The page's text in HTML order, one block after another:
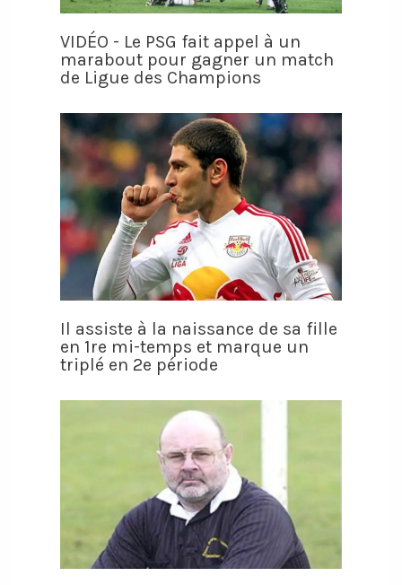
VIDÉO - Le PSG fait appel à un
marabout pour gagner un match
de Ligue des Champions
Il assiste à la naissance de sa fille
en 1re mi-temps et marque un
triplé en 2e période